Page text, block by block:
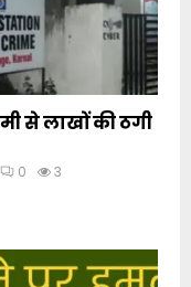
से लाखों की ठगी
0 3